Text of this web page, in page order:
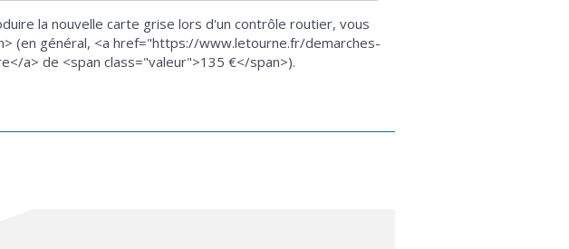
la nouvelle carte grise lors d'un contrôle routier, vous
(en général, <a href="https://www.letourne.fr/demarches-
a> de <span class="valeur">135 €</span>).